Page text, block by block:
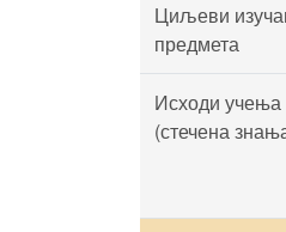
Циљеви
предмета
Исходи учења
(стечена